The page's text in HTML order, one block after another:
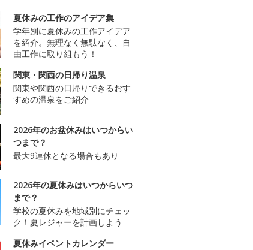
夏休みの工作のアイデア集
学年別に夏休みの工作アイデア
を紹介。無理なく無駄なく、自
由工作に取り組もう！
関東・関西の日帰り温泉
関東や関西の日帰りできるおす
すめの温泉をご紹介
2026年のお盆休みはいつからい
つまで？
最大9連休となる場合もあり
2026年の夏休みはいつからいつ
まで？
学校の夏休みを地域別にチェッ
ク！夏レジャーを計画しよう
夏休みイベントカレンダー